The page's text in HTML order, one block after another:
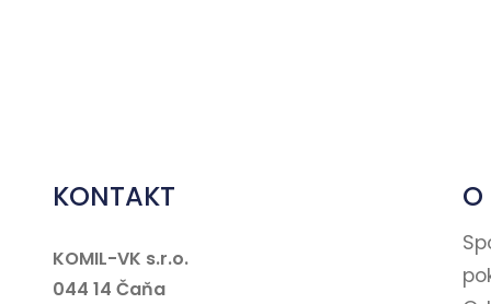
KONTAKT
KOMIL-VK s.r.o.
044 14 Čaňa
O